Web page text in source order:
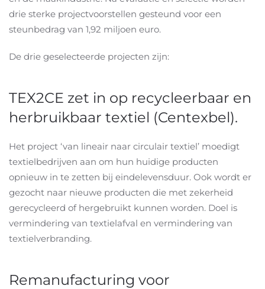
drie sterke projectvoorstellen gesteund voor een
steunbedrag van 1,92 miljoen euro.
De drie geselecteerde projecten zijn:
TEX2CE zet in op recycleerbaar en
herbruikbaar textiel (Centexbel).
Het project ‘van lineair naar circulair textiel’ moedigt
textielbedrijven aan om hun huidige producten
opnieuw in te zetten bij eindelevensduur. Ook wordt er
gezocht naar nieuwe producten die met zekerheid
gerecycleerd of hergebruikt kunnen worden. Doel is
vermindering van textielafval en vermindering van
textielverbranding.
Remanufacturing voor